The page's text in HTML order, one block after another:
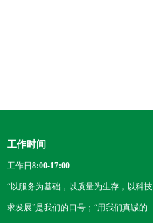
工作时间
工作日 8:00-17:00
“以服务为基础，以质量为生存，以科技
求发展”是我们的口号；“用我们真诚的